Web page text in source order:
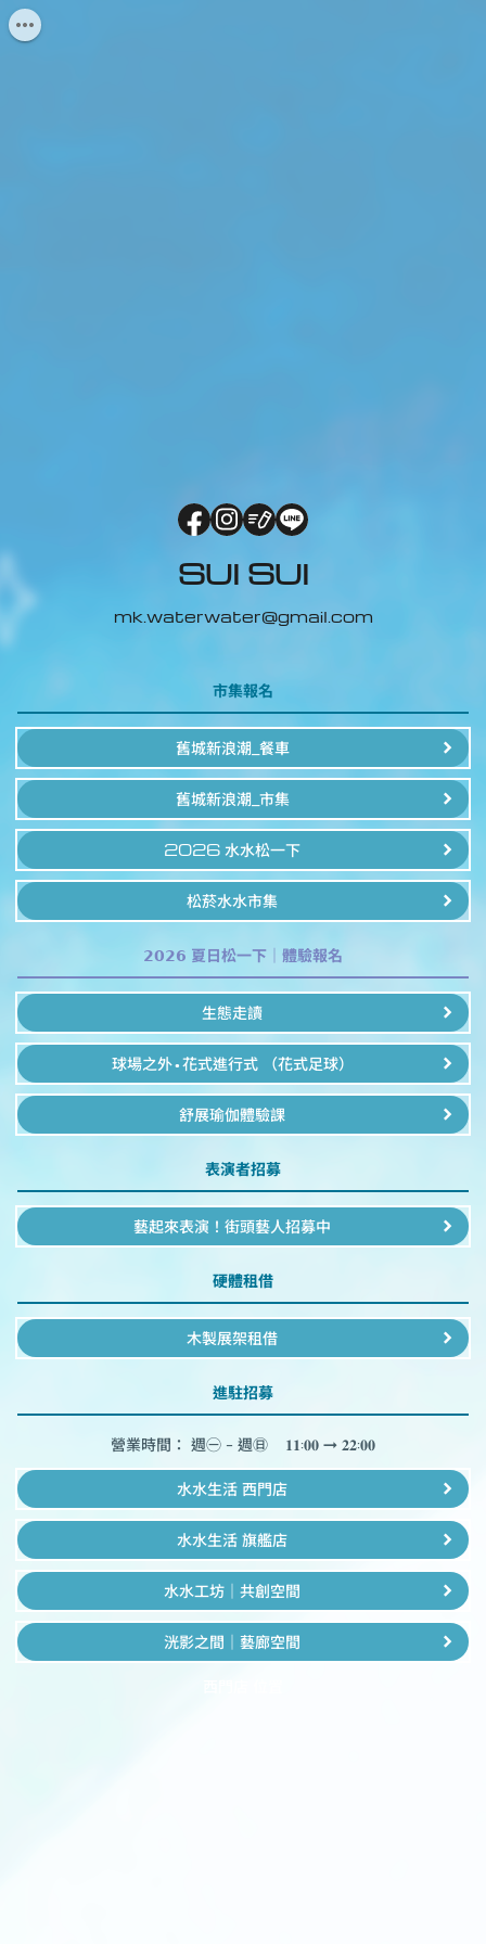
SUI SUI
mk.waterwater@gmail.com
市集報名
舊城新浪潮_餐車
舊城新浪潮_市集
2026 水水松一下
松菸水水市集
𝟮𝟬𝟮𝟲 夏日松一下｜體驗報名
生態走讀
球場之外•花式進行式 （花式足球）
舒展瑜伽體驗課
表演者招募
藝起來表演！街頭藝人招募中
硬體租借
木製展架租借
進駐招募
營業時間： 週㊀ - 週㊐    𝟏𝟏:𝟎𝟎 ➞ 𝟐𝟐:𝟎𝟎
水水生活 西門店
水水生活 旗艦店
水水工坊｜共創空間
洸影之間｜藝廊空間